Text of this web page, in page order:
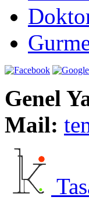
Genel
Mail: t